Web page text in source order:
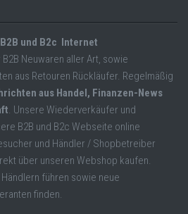
und B2c Internet
B2B Neuwaren aller Art, sowie
aus Retouren Rückläufer. Regelmäßig
aus Handel, Finanzen-News
. Unsere Wiederverkäufer und
B2B und B2c Webseite online
und Händler / Shopbetreiber
über unseren Webshop kaufen.
führen sowie neue
finden.